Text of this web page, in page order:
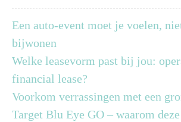
Een auto-event moet je voelen,
bijwonen
Welke leasevorm past bij jou:
financial lease?
Voorkom verrassingen met een
Target Blu Eye GO – waarom